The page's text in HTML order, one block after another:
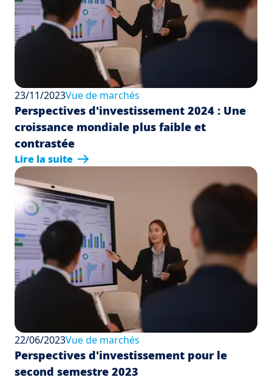
23/11/2023Vue de marchés
Perspectives d'investissement 2024 : Une
croissance mondiale plus faible et
contrastée
Lire la suite
22/06/2023Vue de marchés
Perspectives d'investissement pour le
second semestre 2023